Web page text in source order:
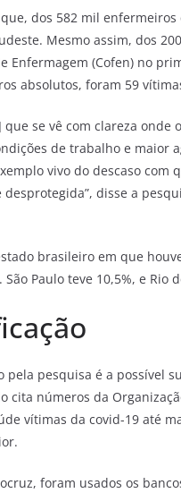
dos 582 mil
Mesmo assim, dos
Enfermagem (Cofen) no
absolutos, foram 59
que se vê com clareza
de trabalho e maior
vivo do descaso com
disse a
brasileiro em que
Paulo teve 10,5%, e Rio
pela pesquisa é a possível
cita números da
vítimas da covid-19 até
foram usados os